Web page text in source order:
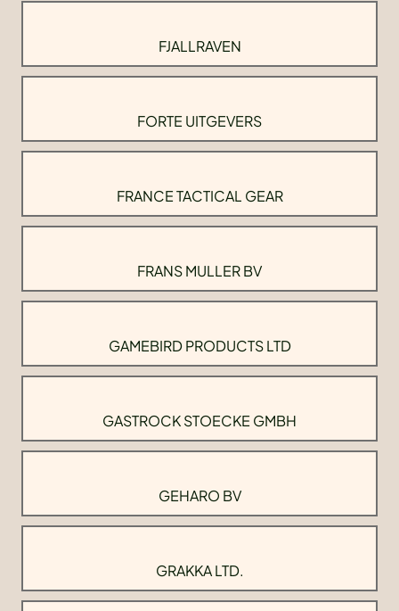
FJALLRAVEN
FORTE UITGEVERS
FRANCE TACTICAL GEAR
FRANS MULLER BV
GAMEBIRD PRODUCTS LTD
GASTROCK STOECKE GMBH
GEHARO BV
GRAKKA LTD.